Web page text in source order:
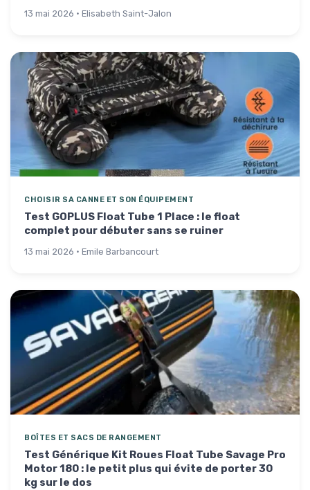
13 mai 2026 · Elisabeth Saint-Jalon
CHOISIR SA CANNE ET SON ÉQUIPEMENT
Test GOPLUS Float Tube 1 Place : le float
complet pour débuter sans se ruiner
13 mai 2026 · Emile Barbancourt
BOÎTES ET SACS DE RANGEMENT
Test Générique Kit Roues Float Tube Savage Pro
Motor 180 : le petit plus qui évite de porter 30
kg sur le dos